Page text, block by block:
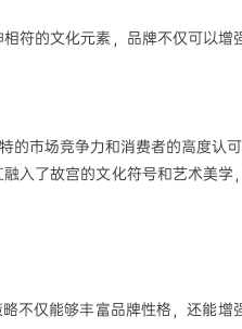
符的文化元素，品牌不仅可以
市场竞争力和消费者的高度认可
入了故宫的文化符号和艺术美
不仅能够丰富品牌性格，还能